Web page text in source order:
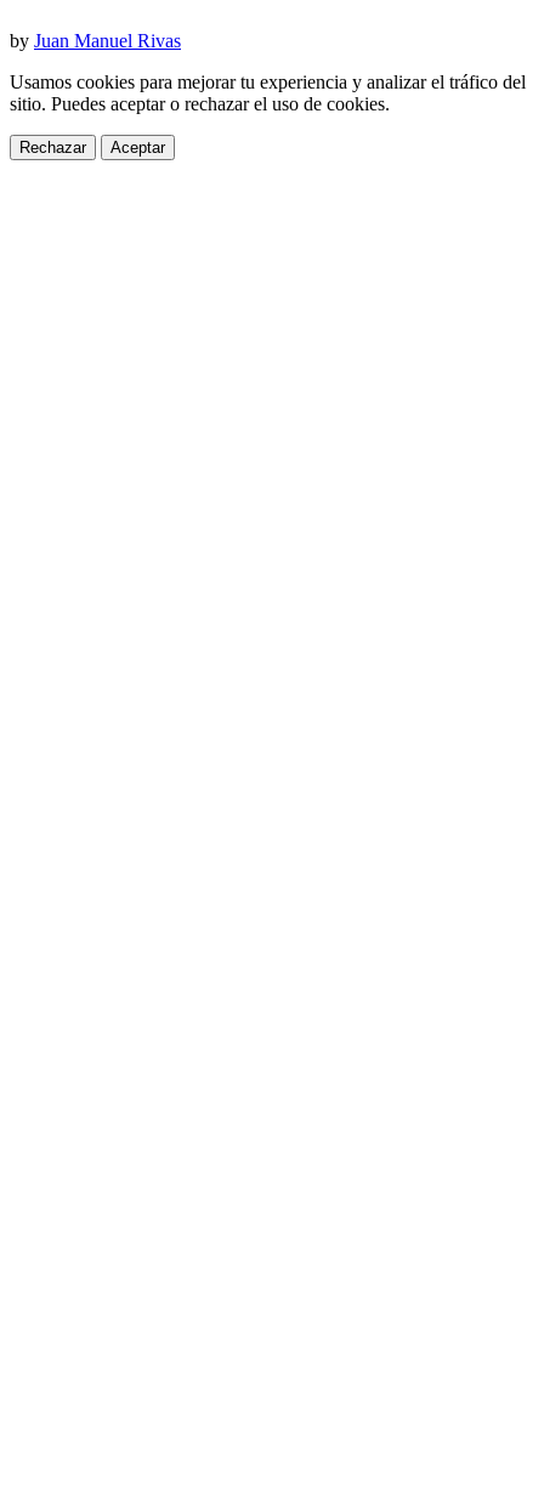
by Juan Manuel Rivas
Usamos cookies para mejorar tu experiencia y analizar el tráfico del
sitio. Puedes aceptar o rechazar el uso de cookies.
Rechazar Aceptar